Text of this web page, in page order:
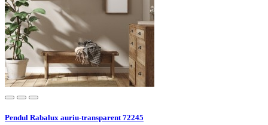
Pendul Rabalux auriu-transparent 72245